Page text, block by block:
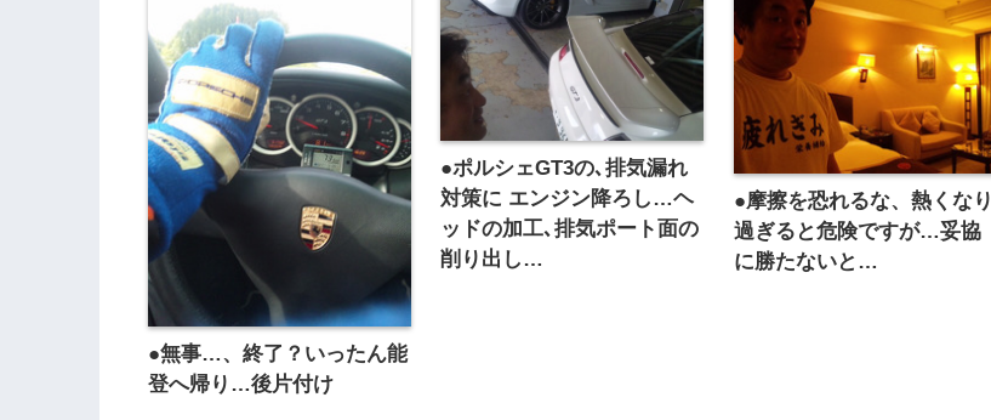
●無事…、終了？いったん能
登へ帰り…後片付け
●ポルシェGT3の､排気漏れ
対策に エンジン降ろし…ヘ
ッドの加工､排気ポート面の
削り出し…
●摩擦を恐れるな、熱くなり
過ぎると危険ですが…妥協
に勝たないと…